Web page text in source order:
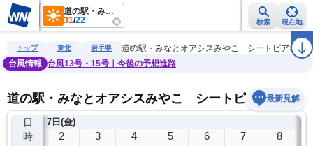
道の駅・みなとオアシスみやこ シートピアなあど
31/22 検索 現在地
雨雲レーダー 台風情報 地震情報 警報・注意報 2週間天気 ラ
トップ 東北 岩手県
道の駅・みなとオアシスみやこ シートピアなあ
台風情報
台風13号・15号｜今後の予想進路
道の駅・みなとオアシスみやこ シートピアなあどの
最新見解
日
時
7日(金)
1 2 3 4 5 6 7 8